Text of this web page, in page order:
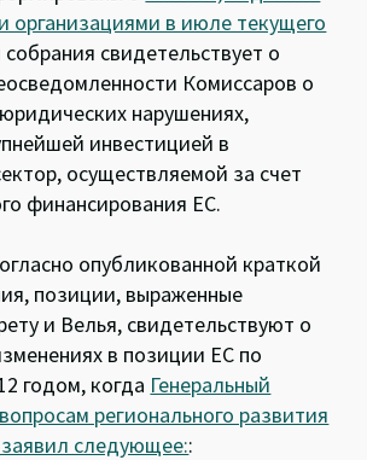
организациями в июле текущего
свидетельствует о
Комиссаров о
нарушениях,
инвестицией в
осуществляемой за счет
финансирования ЕС.
опубликованной краткой
позиции, выраженные
и Велья, свидетельствуют о
в позиции ЕС по
годом, когда Генеральный
регионального развития
следующее::